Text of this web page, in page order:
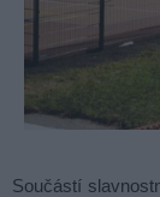
Součástí